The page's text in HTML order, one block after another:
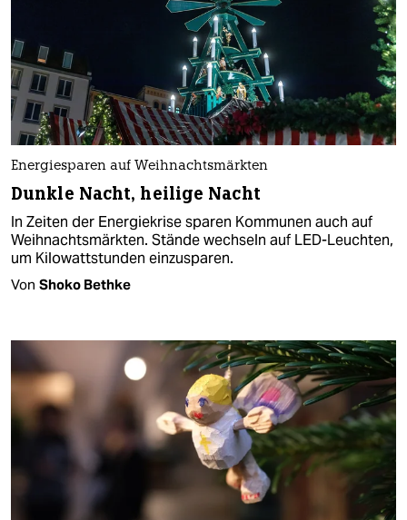
Energiesparen auf Weihnachtsmärkten
Dunkle Nacht, heilige Nacht
In Zeiten der Energiekrise sparen Kommunen auch auf
Weihnachtsmärkten. Stände wechseln auf LED-Leuchten,
um Kilowattstunden einzusparen.
Von Shoko Bethke